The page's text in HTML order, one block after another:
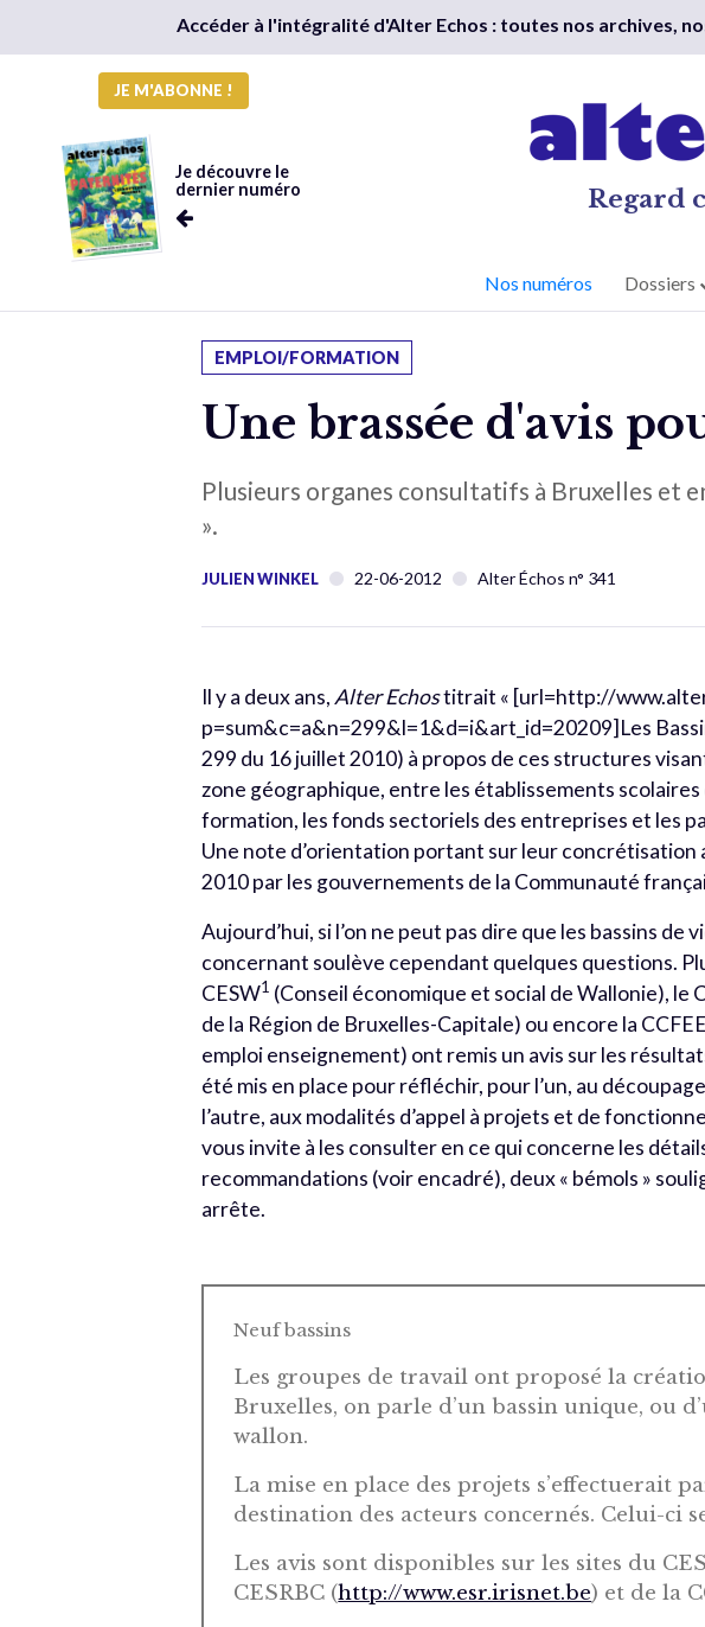
Accéder à l'intégralité d'Alter Echos : toutes nos archives,
JE M'ABONNE !
Je découvre le
dernier numéro
Regard
Nos numéros Dossiers
EMPLOI/FORMATION
Une brassée d'avis
Plusieurs organes consultatifs à Bruxelles et
».
JULIEN WINKEL 22-06-2012 Alter Échos n° 341
Il y a deux ans, Alter Echostitrait « [url=http://
p=sum&c=a&n=299&l=1&d=i&art_id=20209]Les
299 du 16 juillet 2010) à propos de ces structures
zone géographique, entre les établissements
formation, les fonds sectoriels des entreprises et les
Une note d’orientation portant sur leur
2010 par les gouvernements de la Communauté
Aujourd’hui, si l’on ne peut pas dire que les bassins de
concernant soulève cependant quelques questions.
CESW1 (Conseil économique et social de Wallonie), le
de la Région de Bruxelles-Capitale) ou encore la
emploi enseignement) ont remis un avis sur les
été mis en place pour réfléchir, pour l’un, au
l’autre, aux modalités d’appel à projets et de
vous invite à les consulter en ce qui concerne les
recommandations (voir encadré), deux « bémols »
arrête.
Neuf bassins
Les groupes de travail ont proposé la
Bruxelles, on parle d’un bassin unique, ou
wallon.
La mise en place des projets s’effectuerait
destination des acteurs concernés. Celui-ci
Les avis sont disponibles sur les sites du
CESRBC (http://www.esr.irisnet.be) et de la